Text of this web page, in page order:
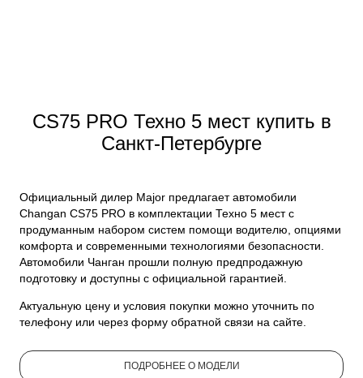
CS75 PRO Техно 5 мест купить в
Санкт-Петербурге
Официальный дилер Major предлагает автомобили
Changan CS75 PRO в комплектации Техно 5 мест с
продуманным набором систем помощи водителю, опциями
комфорта и современными технологиями безопасности.
Автомобили Чанган прошли полную предпродажную
подготовку и доступны с официальной гарантией.
Актуальную цену и условия покупки можно уточнить по
телефону или через форму обратной связи на сайте.
ПОДРОБНЕЕ О МОДЕЛИ